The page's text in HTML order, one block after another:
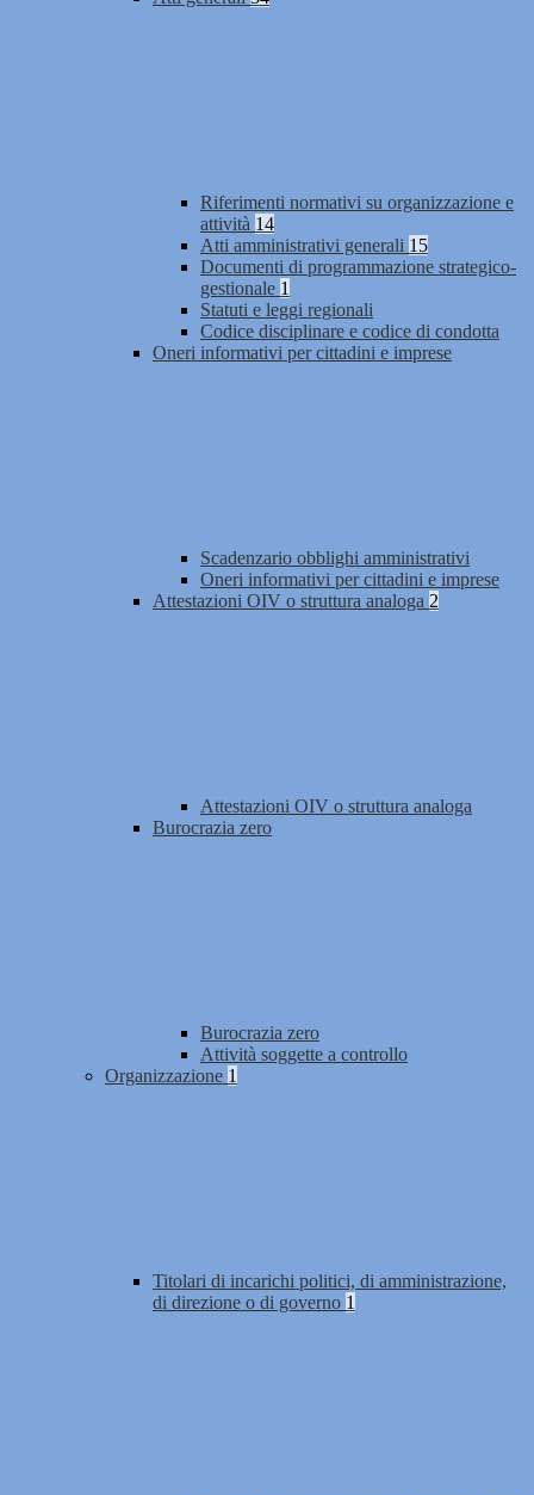
Riferimenti normativi su organizzazione e
attività 14
Atti amministrativi generali 15
Documenti di programmazione strategico-
gestionale 1
Statuti e leggi regionali
Codice disciplinare e codice di condotta
Oneri informativi per cittadini e imprese
Scadenzario obblighi amministrativi
Oneri informativi per cittadini e imprese
Attestazioni OIV o struttura analoga 2
Attestazioni OIV o struttura analoga
Burocrazia zero
Burocrazia zero
Attività soggette a controllo
Organizzazione 1
Titolari di incarichi politici, di amministrazione,
di direzione o di governo 1